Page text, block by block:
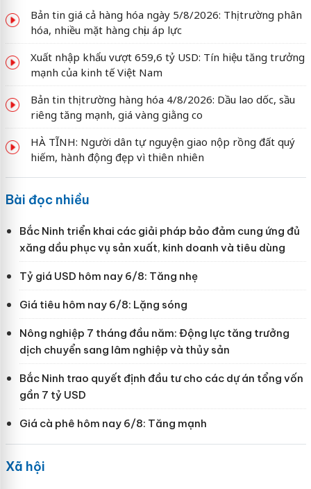
Bản tin giá cả hàng hóa ngày 5/8/2026: Thị trường phân
hóa, nhiều mặt hàng chịu áp lực
Xuất nhập khẩu vượt 659,6 tỷ USD: Tín hiệu tăng trưởng
mạnh của kinh tế Việt Nam
Bản tin thị trường hàng hóa 4/8/2026: Dầu lao dốc, sầu
riêng tăng mạnh, giá vàng giằng co
HÀ TĨNH: Người dân tự nguyện giao nộp rồng đất quý
hiếm, hành động đẹp vì thiên nhiên
Bài đọc nhiều
Bắc Ninh triển khai các giải pháp bảo đảm cung ứng đủ
xăng dầu phục vụ sản xuất, kinh doanh và tiêu dùng
Tỷ giá USD hôm nay 6/8: Tăng nhẹ
Giá tiêu hôm nay 6/8: Lặng sóng
Nông nghiệp 7 tháng đầu năm: Động lực tăng trưởng
dịch chuyển sang lâm nghiệp và thủy sản
Bắc Ninh trao quyết định đầu tư cho các dự án tổng vốn
gần 7 tỷ USD
Giá cà phê hôm nay 6/8: Tăng mạnh
Xã hội